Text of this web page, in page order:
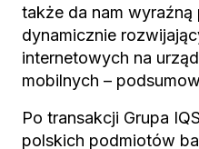
także da nam wyraźną
dynamicznie
internetowych na
mobilnych –
Po transakcji Grupa
polskich podmiotów